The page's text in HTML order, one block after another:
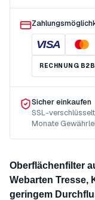
VISA
RECHNUNG B2B
Sicher einkaufen
SSL-
Monate
Oberflächenfilter
Webarten Tresse,
geringem